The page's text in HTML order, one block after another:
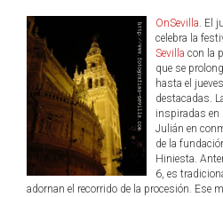
OnSevilla. El
celebra la
Sevilla con la
que se
hasta el
destacadas.
inspiradas en
Julián en
de la
Hiniesta.
6, es
adornan el recorrido de la procesión. Ese